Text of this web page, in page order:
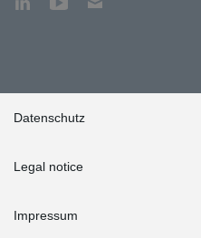
Datenschutz
Legal notice
Impressum